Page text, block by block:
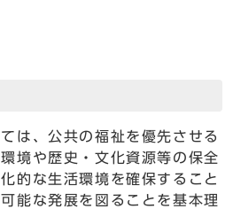
は、公共の福祉を優先させる
境や歴史・文化資源等の保全
的な生活環境を確保すること
能な発展を図ることを基本理